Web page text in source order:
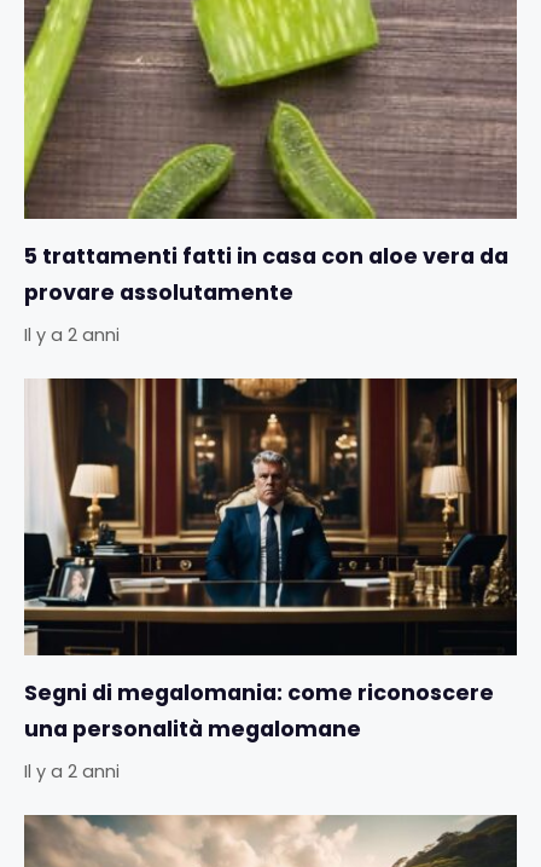
5 trattamenti fatti in casa con aloe vera da
provare assolutamente
Il y a 2 anni
Segni di megalomania: come riconoscere
una personalità megalomane
Il y a 2 anni